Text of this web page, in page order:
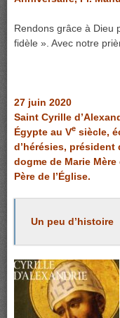
Rendons grâce à Dieu
fidèle ». Avec notre
27 juin 2020
Saint Cyrille
Égypte au Ve siècle,
d’hérésies,
dogme de Marie
Père de l’Église.
Un peu d’histoire